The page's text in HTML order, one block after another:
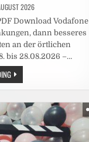
2026
Download Vodafone
dann besseres
an der örtlichen
bis 28.08.2026 –…
VODAFONE
BAUT
IN
ERST
EINSCHRÄNKUNGEN,
DANN
BESSERES
MOBILFUNKNETZ